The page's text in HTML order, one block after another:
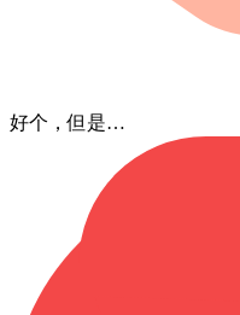
好个，⁠但是…